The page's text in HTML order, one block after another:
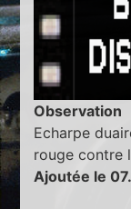
Observation
Echarpe
rouge contre
Ajoutée le